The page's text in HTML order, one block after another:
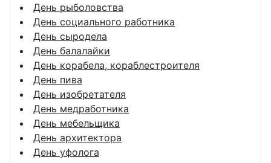
День рыболовства
День социального работника
День сыродела
День балалайки
День корабела, кораблестроителя
День пива
День изобретателя
День медработника
День мебельщика
День архитектора
День уфолога